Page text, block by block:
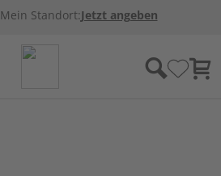
Mein Standort:Jetzt angeben